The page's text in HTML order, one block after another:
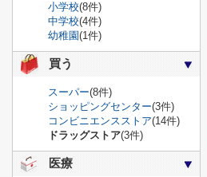
小学校(8件)
中学校(4件)
幼稚園(1件)
買う
スーパー(8件)
ショッピングセンター(3件)
コンビニエンスストア(14件)
ドラッグストア(3件)
医療